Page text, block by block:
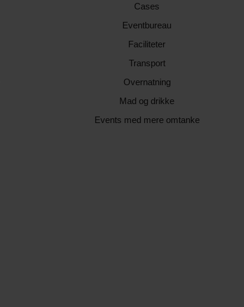
Cases
Eventbureau
Faciliteter
Transport
Overnatning
Mad og drikke
Events med mere omtanke